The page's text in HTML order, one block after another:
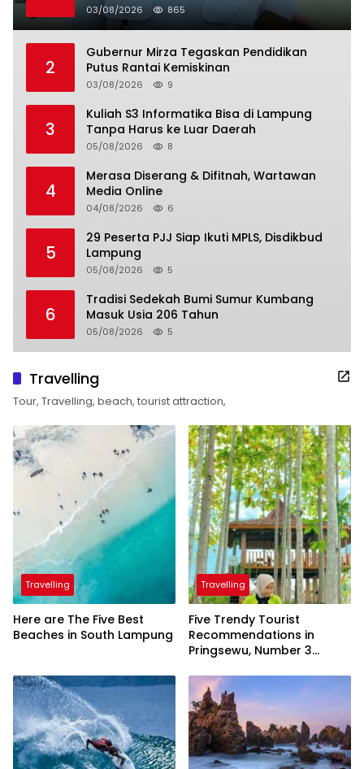
03/08/2026 865
2
Gubernur Mirza Tegaskan Pendidikan
Putus Rantai Kemiskinan
03/08/2026 9
3
Kuliah S3 Informatika Bisa di Lampung
Tanpa Harus ke Luar Daerah
05/08/2026 8
4
Merasa Diserang & Difitnah, Wartawan
Media Online
04/08/2026 6
5
29 Peserta PJJ Siap Ikuti MPLS, Disdikbud
Lampung
05/08/2026 5
6
Tradisi Sedekah Bumi Sumur Kumbang
Masuk Usia 206 Tahun
05/08/2026 5
Travelling
Tour, Travelling, beach, tourist attraction,
Travelling
Here are The Five Best
Beaches in South Lampung
Travelling
Five Trendy Tourist
Recommendations in
Pringsewu, Number 3
President